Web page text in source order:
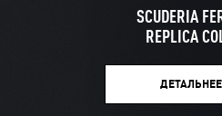
SCUDERIA
REPLICA
ДЕТАЛЬНЕЕ